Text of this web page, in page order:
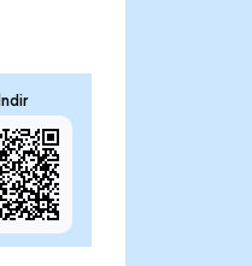
İndir